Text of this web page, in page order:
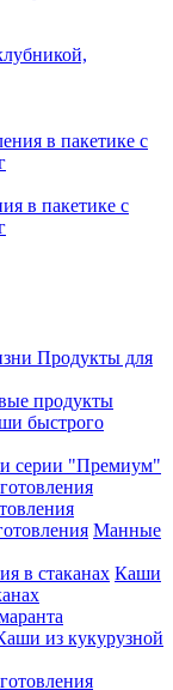
в пакетике с
Продукты для
продукты
быстрого
серии "Премиум"
Манные
Каши
из кукурузной